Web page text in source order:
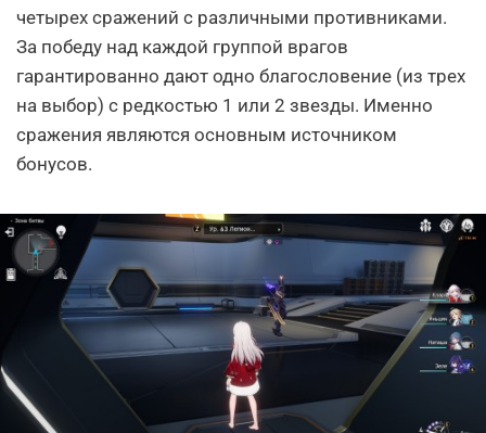
четырех сражений с различными противниками.
За победу над каждой группой врагов
гарантированно дают одно благословение (из трех
на выбор) с редкостью 1 или 2 звезды. Именно
сражения являются основным источником
бонусов.